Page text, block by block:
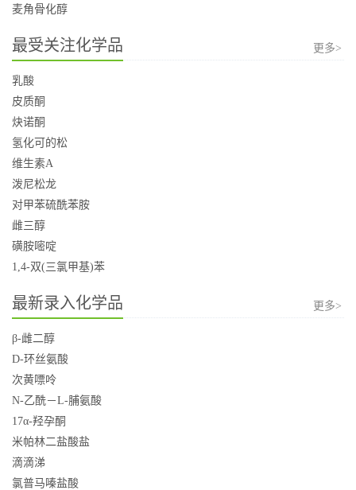
麦角骨化醇
最受关注化学品 更多>
乳酸
皮质酮
炔诺酮
氢化可的松
维生素A
泼尼松龙
对甲苯硫酰苯胺
雌三醇
磺胺嘧啶
1,4-双(三氯甲基)苯
最新录入化学品 更多>
β-雌二醇
D-环丝氨酸
次黄嘌呤
N-乙酰－L-脯氨酸
17α-羟孕酮
米帕林二盐酸盐
滴滴涕
氯普马嗪盐酸